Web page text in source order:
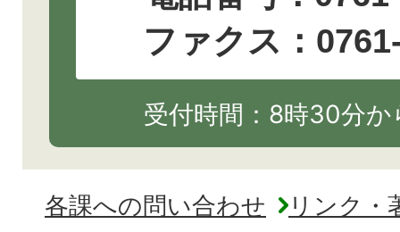
ファクス：
受付時間：8時30分
各課への問い合わせ
リンク・